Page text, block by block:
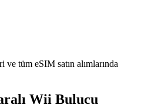
tüm eSIM satın alımlarında
Wii Bulucu